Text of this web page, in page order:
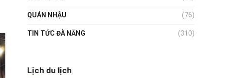
QUÁN NHẬU (76)
TIN TỨC ĐÀ NẴNG (310)
Lịch du lịch